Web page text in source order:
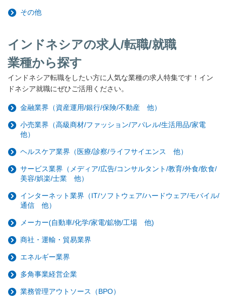
その他
インドネシアの求人/転職/就職
業種から探す
インドネシア転職をしたい方に人気な業種の求人特集です！イン
ドネシア就職にぜひご活用ください。
金融業界（資産運用/銀行/保険/不動産 他）
小売業界（高級商材/ファッション/アパレル/生活用品/家電
他）
ヘルスケア業界（医療/診察/ライフサイエンス 他）
サービス業界（メディア/広告/コンサルタント/教育/外食/飲食/
美容/娯楽/士業 他）
インターネット業界（IT/ソフトウェア/ハードウェア/モバイル/
通信 他）
メーカー(自動車/化学/家電/鉱物/工場 他)
商社・運輸・貿易業界
エネルギー業界
多角事業経営企業
業務管理アウトソース（BPO）